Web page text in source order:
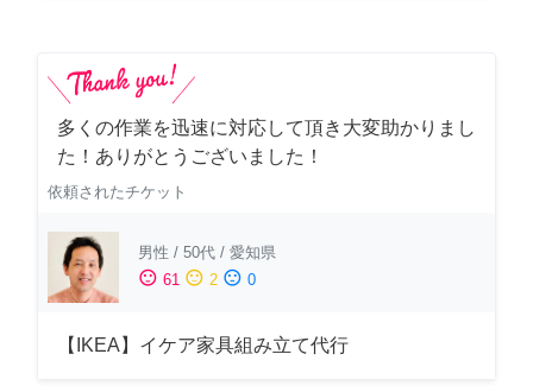
多くの作業を迅速に対応して頂き大変助かりまし
た！ありがとうございました！
依頼されたチケット
男性 / 50代 / 愛知県
sentiment_satisfied 61 sentiment_neutral 2 sentiment_dissatisfied 0
【IKEA】イケア家具組み立て代行